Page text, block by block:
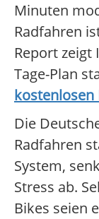
Minuten
Radfahren
Report zeigt
Tage-Plan
kostenlosen
Die
Radfahren
System,
Stress ab.
Bikes seien